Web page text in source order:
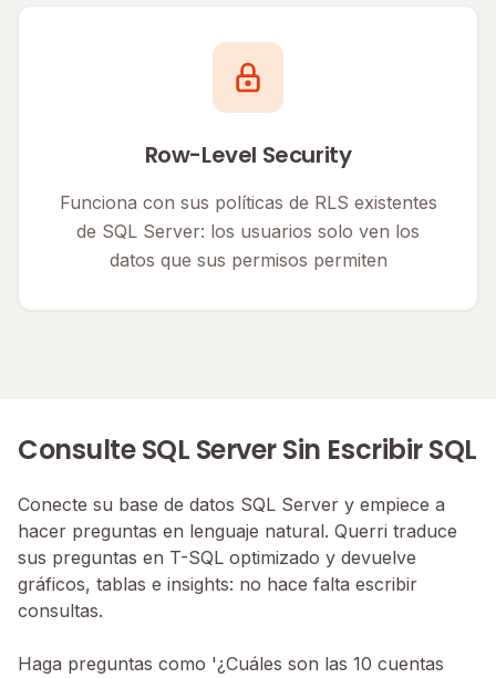
Row-Level Security
Funciona con sus políticas de RLS existentes
de SQL Server: los usuarios solo ven los
datos que sus permisos permiten
Consulte SQL Server Sin Escribir SQL
Conecte su base de datos SQL Server y empiece a
hacer preguntas en lenguaje natural. Querri traduce
sus preguntas en T-SQL optimizado y devuelve
gráficos, tablas e insights: no hace falta escribir
consultas.
Haga preguntas como '¿Cuáles son las 10 cuentas